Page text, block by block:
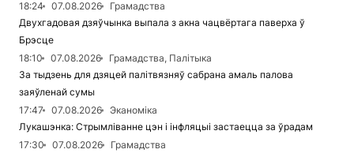
18:24 07.08.2026
Грамадства
Двухгадовая дзяўчынка выпала з акна чацвёртага паверха ў
Брэсце
18:10
07.08.2026
Грамадства, Палітыка
За тыдзень для дзяцей палітвязняў сабрана амаль палова
заяўленай сумы
17:47
07.08.2026
Эканоміка
Лукашэнка: Стрымліванне цэн і інфляцыі застаецца за ўрадам
17:30
07.08.2026
Грамадства